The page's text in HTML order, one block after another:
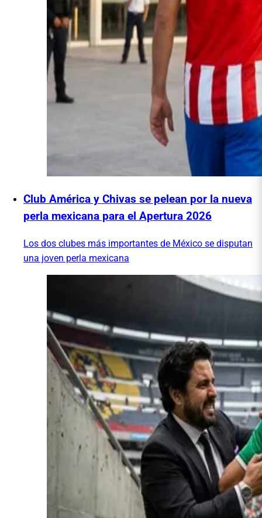
Club América y Chivas se pelean por la nueva
perla mexicana para el Apertura 2026
Los dos clubes más importantes de México se disputan
una joven perla mexicana